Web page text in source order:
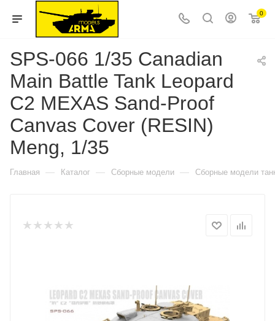
0
SPS-066 1/35 Canadian
Main Battle Tank Leopard
C2 MEXAS Sand-Proof
Canvas Cover (RESIN)
Meng, 1/35
Главная — Каталог — Сборные модели — Сборные модели